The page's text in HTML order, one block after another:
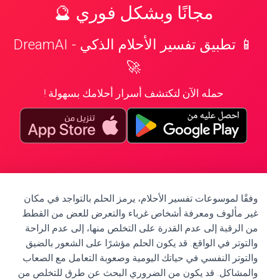
مجانًا وبشكل فوري 🔮
📱 تطبيق تفسير الأحلام الذكي - DreamAI
🚀
حمله الآن لتكتشف أسرار أحلامك بسهولة !
وفقًا لموسوعات تفسير الأحلام، يرمز الحلم بالتواجد في مكان
غير مألوف ومعرفة أشخاص غرباء والتعرض للعض من القطط
من الرقبة إلى عدم القدرة على التخلص منها، إلى عدم الراحة
والتوتر في الواقع. قد يكون الحلم مؤشرًا على الشعور بالضيق
والتوتر النفسي في حياتك اليومية وصعوبة التعامل مع الصعاب
والمشاكل. قد يكون من الضروري البحث عن طرق للتخلص من